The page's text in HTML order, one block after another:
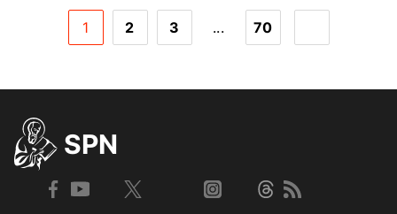
1 2 3 ... 70
SPN